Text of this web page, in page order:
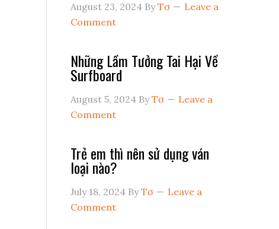
August 23, 2024 ByTơ
Leave a
Comment
Những Lầm Tưởng Tai Hại Về
Surfboard
August 5, 2024 ByTơ
Leave a
Comment
Trẻ em thì nên sử dụng ván
loại nào?
July 18, 2024 ByTơ
Leave a
Comment